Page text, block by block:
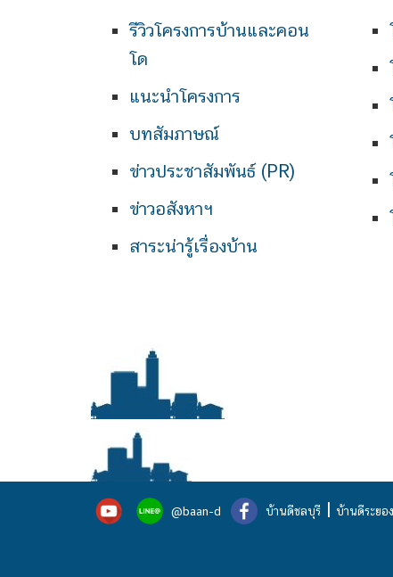
รีวิวโครงการบ้านและคอน
โด
แนะนำโครงการ
บทสัมภาษณ์
ข่าวประชาสัมพันธ์ (PR)
ข่าวอสังหาฯ
สาระน่ารู้เรื่องบ้าน
@baan-d บ้านดีชลบุรี | บ้านดีระยอง